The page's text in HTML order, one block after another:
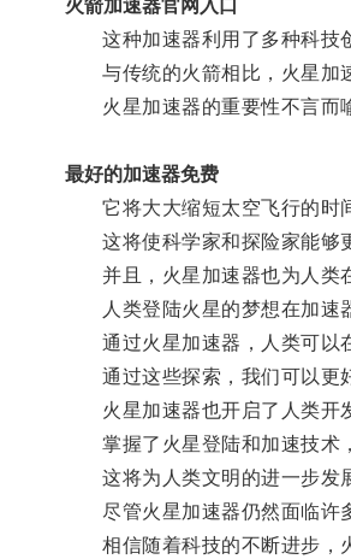
火箭加速器官网入口
这种加速器利用了多种科技创
与传统的火箭相比，火星加速
火星加速器的重要性不言而
最好的加速器免费
它将大大缩短太空飞行的时间
这将使科学家和探险家能够更
并且，火星加速器也为人类在
人类登陆火星的梦想在加速器
通过火星加速器，人类可以在
通过这些探索，我们可以更好
火星加速器也开启了人类开发
掌握了火星登陆和加速技术，
这将为人类文明的进一步发展
尽管火星加速器仍然面临许多
相信随着科技的不断进步，火